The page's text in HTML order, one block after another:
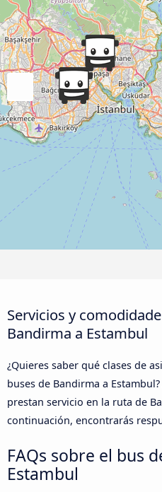
Servicios y
Bandirma a Estambul
¿Quieres saber qué clases de
buses de Bandirma a
prestan servicio en la ruta de
continuación, encontrarás
FAQs sobre el bus
Estambul